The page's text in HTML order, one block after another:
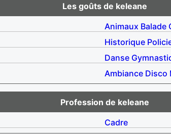
Les goûts de keleane
Animaux Balade
Historique
Danse
Ambiance Disco
Profession de keleane
Cadre